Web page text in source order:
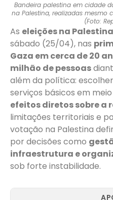
Bandeira palestina em cidade
na Palestina, realizadas mesmo
(Foto:
As eleições na Palestina
sábado (25/04), nas
Gaza em cerca de 20
milhão de pessoas
além da política:
serviços básicos em
efeitos diretos sobre a
limitações territoriais e
votação na Palestina
por decisões como
infraestrutura e
sob forte instabilidade.